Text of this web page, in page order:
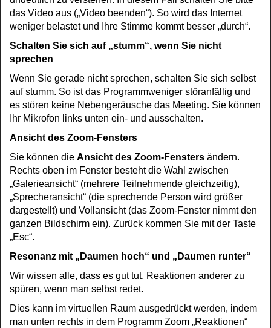
das Video aus („Video beenden“). So wird das Internet
weniger belastet und Ihre Stimme kommt besser „durch“.
Schalten Sie sich auf „stumm“, wenn Sie nicht
sprechen
Wenn Sie gerade nicht sprechen, schalten Sie sich selbst
auf stumm. So ist das Programmweniger störanfällig und
es stören keine Nebengeräusche das Meeting. Sie können
Ihr Mikrofon links unten ein- und ausschalten.
Ansicht des Zoom-Fensters
Sie können die Ansicht des Zoom-Fensters ändern.
Rechts oben im Fenster besteht die Wahl zwischen
„Galerieansicht“ (mehrere Teilnehmende gleichzeitig),
„Sprecheransicht“ (die sprechende Person wird größer
dargestellt) und Vollansicht (das Zoom-Fenster nimmt den
ganzen Bildschirm ein). Zurück kommen Sie mit der Taste
„Esc“.
Resonanz mit „Daumen hoch“ und „Daumen runter“
Wir wissen alle, dass es gut tut, Reaktionen anderer zu
spüren, wenn man selbst redet.
Dies kann im virtuellen Raum ausgedrückt werden, indem
man unten rechts in dem Programm Zoom „Reaktionen“